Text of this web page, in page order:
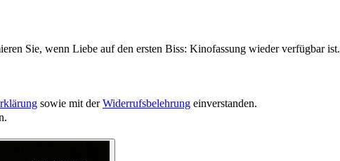
Sie, wenn Liebe auf den ersten Biss: Kinofassung wieder verfügbar ist.
sowie mit derWiderrufsbelehrung einverstanden.